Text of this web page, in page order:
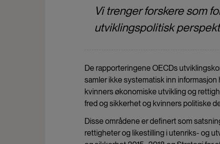
Vi trenger forskere som
utviklingspolitisk
De rapporteringene OECDs
samler ikke systematisk inn
kvinners økonomiske utvikling og
fred og sikkerhet og kvinners politiske
Disse områdene er definert som
rettigheter og likestilling i utenriks- og